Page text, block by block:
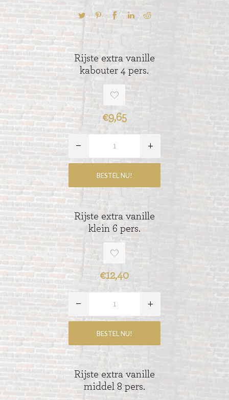
Rijste extra vanille
kabouter 4 pers.
€9,65
Rijste extra vanille
klein 6 pers.
€12,40
Rijste extra vanille
middel 8 pers.